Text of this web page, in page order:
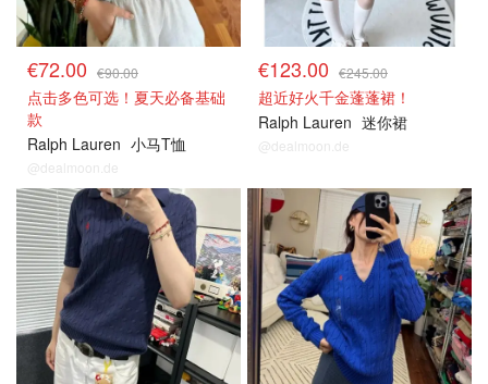
€72.00 €90.00
点击多色可选！夏天必备基础
款
Ralph Lauren 小马T恤
@dealmoon.de
€123.00 €245.00
超近好火千金蓬蓬裙！
Ralph Lauren 迷你裙
@dealmoon.de